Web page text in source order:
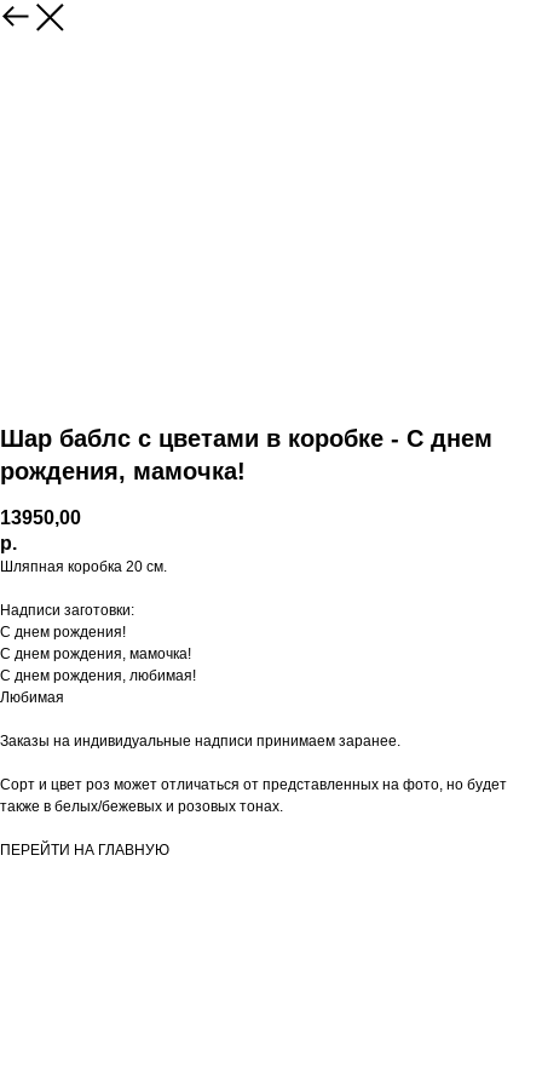
Шар баблс с цветами в коробке - С днем
рождения, мамочка!
13950,00
р.
Шляпная коробка 20 см.
Надписи заготовки:
С днем рождения!
С днем рождения, мамочка!
С днем рождения, любимая!
Любимая
Заказы на индивидуальные надписи принимаем заранее.
Сорт и цвет роз может отличаться от представленных на фото, но будет
также в белых/бежевых и розовых тонах.
ПЕРЕЙТИ НА ГЛАВНУЮ